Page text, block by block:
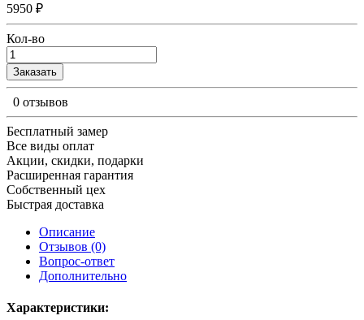
5950 ₽
Кол-во
Заказать
0 отзывов
Бесплатный замер
Все виды оплат
Акции, скидки, подарки
Расширенная гарантия
Собственный цех
Быстрая доставка
Описание
Отзывов (0)
Вопрос-ответ
Дополнительно
Характеристики: